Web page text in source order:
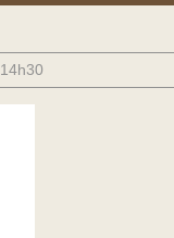
14h30